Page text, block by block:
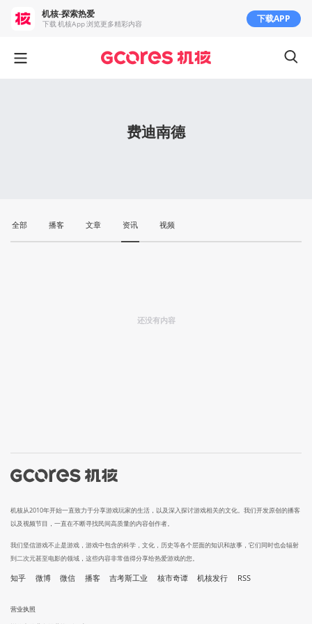
费迪南德
全部 播客 文章 资讯 视频
还没有内容
机核从2010年开始一直致力于分享游戏玩家的生活，以及深入探讨游戏相关的文化。我们开发原创的播客
以及视频节目，一直在不断寻找民间高质量的内容创作者。
我们坚信游戏不止是游戏，游戏中包含的科学，文化，历史等各个层面的知识和故事，它们同时也会辐射
到二次元甚至电影的领域，这些内容非常值得分享给热爱游戏的您。
知乎 微博 微信 播客 吉考斯工业 核市奇谭 机核发行 RSS
营业执照
机核-探索热爱
下载 机核App 浏览更多精彩内容 下载APP